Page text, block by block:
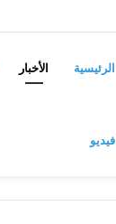
الرئيسية الأخبار
فيديو